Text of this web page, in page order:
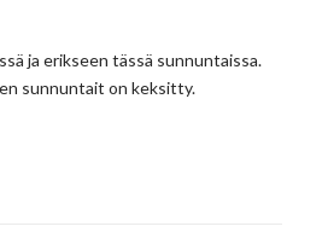
ja erikseen tässä sunnuntaissa.
sunnuntait on keksitty.